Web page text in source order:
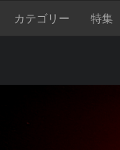
カテゴリー 特集